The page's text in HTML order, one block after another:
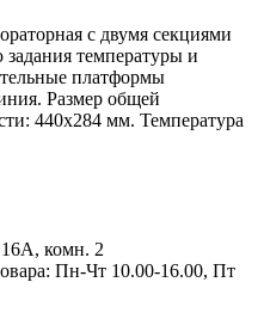
с двумя секциями
температуры и
платформы
Размер общей
440х284 мм. Температура
комн. 2
Пн-Чт 10.00-16.00, Пт